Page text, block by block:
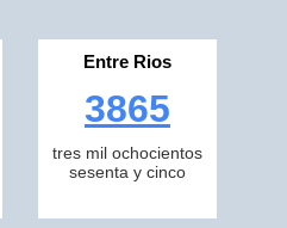
Entre Rios
3865
tres mil ochocientos
sesenta y cinco